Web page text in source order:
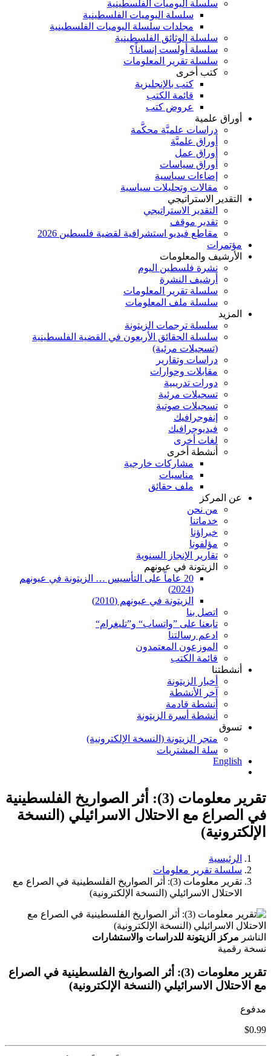
سلسلة اليوميات الفلسطينية
سلسلة اليوميات الفلسطينية
مجلدات سلسلة اليوميات الفلسطينية
سلسلة الوثائق الفلسطينية
سلسلة أولست إنساناً؟
سلسلة تقرير المعلومات
كتب أخرى
كتب بالإنجليزية
قائمة الكتب
عروض كتب
أوراق علمية
دراسات علميَّة محكَّمة
أوراق علميَّة
أوراق عمل
أوراق سياسات
إضاءات سياسية
مقالات وتحليلات سياسية
التقدير الاستراتيجي
التقدير الاستراتيجي
تقدير موقف
مقاطع فيديو استشرافية لقضية فلسطين 2026
مؤتمرات
الأرشيف والمعلومات
نشرة فلسطين اليوم
أرشيف النشرة
سلسلة تقرير المعلومات
سلسلة ملف المعلومات
المزيد
سلسلة ترجمات الزيتونة
سلسلة الحقائق الأربعون في القضية الفلسطينية
(تسجيلات مرئية)
دراسات وتقارير
مقابلات وحوارات
دورات تدريبية
تسجيلات مرئية
تسجيلات صوتية
إنفوجرافيك
فيديوجرافيك
لغات أخرى
أنشطة أخرى
مشاركات خارجية
مناسبات
ملف حقائق
عن المركز
من نحن
خدماتنا
خبراؤنا
مؤلفونا
تقارير الإنجاز السنوية
الزيتونة في عيونهم
20 عاماً على التأسيس … الزيتونة في عيونهم
(2024)
الزيتونة في عيونهم (2010)
اتصل بنا
تابعنا على ”واتساب“ و”تليغرام“
ادعم رسالتنا
الموزعون المعتمدون
قائمة الكتب
أنشطتنا
أخبار الزيتونة
آخر الأنشطة
أنشطة قادمة
أنشطة أسرة الزيتونة
تسوق
متجر الزيتونة (النسخة الإلكترونية)
سلة المشتريات
English
تقرير معلومات (3): أثر الصواريخ الفلسطينية
في الصراع مع الاحتلال الاسرائيلي (النسخة
الإلكترونية)
الرئيسية
سلسلة تقرير معلومات
تقرير معلومات (3): أثر الصواريخ الفلسطينية في الصراع مع
الاحتلال الاسرائيلي (النسخة الإلكترونية)
الناشر مركز الزيتونة للدراسات والاستشارات
نسخة رقمية
تقرير معلومات (3): أثر الصواريخ الفلسطينية في الصراع
مع الاحتلال الاسرائيلي (النسخة الإلكترونية)
مدفوع
$0.99